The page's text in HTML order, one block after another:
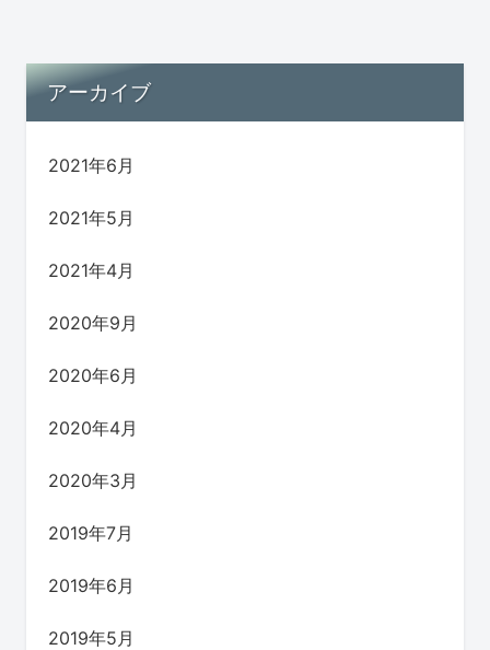
アーカイブ
2021年6月
2021年5月
2021年4月
2020年9月
2020年6月
2020年4月
2020年3月
2019年7月
2019年6月
2019年5月